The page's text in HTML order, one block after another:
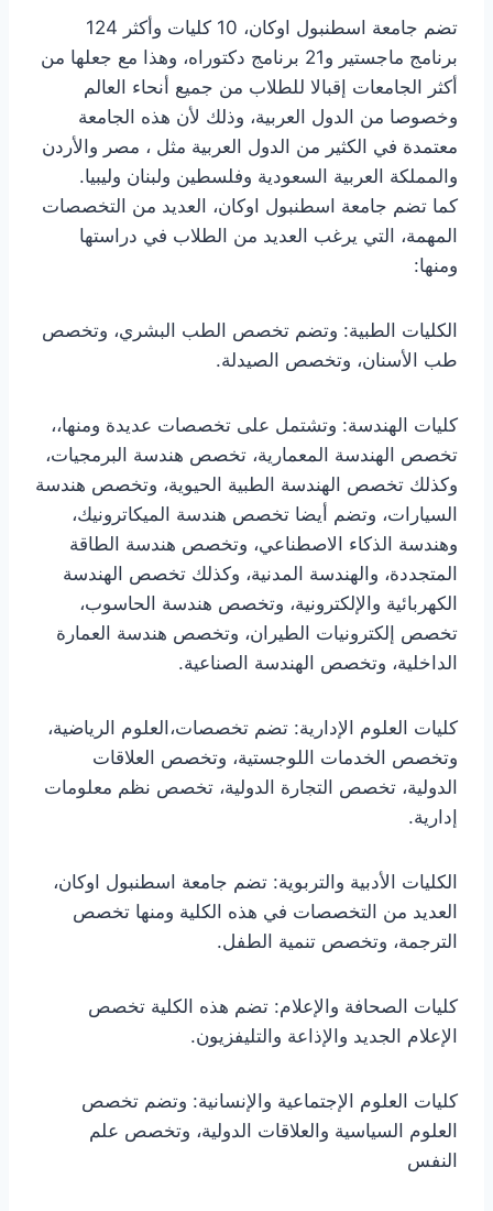
تضم جامعة اسطنبول اوكان، 10 كليات وأكثر 124
برنامج ماجستير و21 برنامج دكتوراه، وهذا مع جعلها من
أكثر الجامعات إقبالا للطلاب من جميع أنحاء العالم
وخصوصا من الدول العربية، وذلك لأن هذه الجامعة
معتمدة في الكثير من الدول العربية مثل ، مصر والأردن
والمملكة العربية السعودية وفلسطين ولبنان وليبيا.
كما تضم جامعة اسطنبول اوكان، العديد من التخصصات
المهمة، التي يرغب العديد من الطلاب في دراستها
ومنها:
الكليات الطبية: وتضم تخصص الطب البشري، وتخصص
طب الأسنان، وتخصص الصيدلة.
كليات الهندسة: وتشتمل على تخصصات عديدة ومنها،،
تخصص الهندسة المعمارية، تخصص هندسة البرمجيات،
وكذلك تخصص الهندسة الطبية الحيوية، وتخصص هندسة
السيارات، وتضم أيضا تخصص هندسة الميكاترونيك،
وهندسة الذكاء الاصطناعي، وتخصص هندسة الطاقة
المتجددة، والهندسة المدنية، وكذلك تخصص الهندسة
الكهربائية والإلكترونية، وتخصص هندسة الحاسوب،
تخصص إلكترونيات الطيران، وتخصص هندسة العمارة
الداخلية، وتخصص الهندسة الصناعية.
كليات العلوم الإدارية: تضم تخصصات،العلوم الرياضية،
وتخصص الخدمات اللوجستية، وتخصص العلاقات
الدولية، تخصص التجارة الدولية، تخصص نظم معلومات
إدارية.
الكليات الأدبية والتربوية: تضم جامعة اسطنبول اوكان،
العديد من التخصصات في هذه الكلية ومنها تخصص
الترجمة، وتخصص تنمية الطفل.
كليات الصحافة والإعلام: تضم هذه الكلية تخصص
الإعلام الجديد والإذاعة والتليفزيون.
كليات العلوم الإجتماعية والإنسانية: وتضم تخصص
العلوم السياسية والعلاقات الدولية، وتخصص علم
النفس